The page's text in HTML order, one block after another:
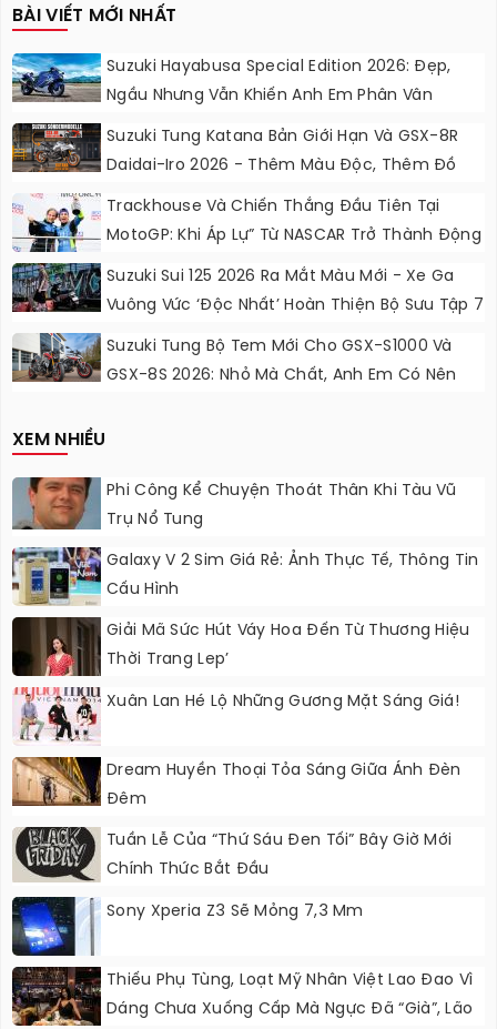
BÀI VIẾT MỚI NHẤT
Suzuki Hayabusa Special Edition 2026: Đẹp,
Ngầu Nhưng Vẫn Khiến Anh Em Phân Vân
Suzuki Tung Katana Bản Giới Hạn Và GSX-8R
Daidai-Iro 2026 - Thêm Màu Độc, Thêm Đồ
Chơi, Thêm Cá Tính
Trackhouse Và Chiến Thắng Đầu Tiên Tại
MotoGP: Khi Áp Lự” Từ NASCAR Trở Thành Động
Lực Ngọt Ngào
Suzuki Sui 125 2026 Ra Mắt Màu Mới - Xe Ga
Vuông Vức ‘độc Nhất’ Hoàn Thiện Bộ Sưu Tập 7
Sắc Cầu Vồng
Suzuki Tung Bộ Tem Mới Cho GSX-S1000 Và
GSX-8S 2026: Nhỏ Mà Chất, Anh Em Có Nên
XEM NHIỀU
Phi Công Kể Chuyện Thoát Thân Khi Tàu Vũ
Trụ Nổ Tung
Galaxy V 2 Sim Giá Rẻ: Ảnh Thực Tế, Thông Tin
Cấu Hình
Giải Mã Sức Hút Váy Hoa Đến Từ Thương Hiệu
Thời Trang Lep’
Xuân Lan Hé Lộ Những Gương Mặt Sáng Giá!
Dream Huyền Thoại Tỏa Sáng Giữa Ánh Đèn
Đêm
Tuần Lễ Của “Thứ Sáu Đen Tối” Bây Giờ Mới
Chính Thức Bắt Đầu
Sony Xperia Z3 Sẽ Mỏng 7,3 Mm
Thiếu Phụ Tùng, Loạt Mỹ Nhân Việt Lao Đao Vì
Dáng Chưa Xuống Cấp Mà Ngực Đã “già”, Lão